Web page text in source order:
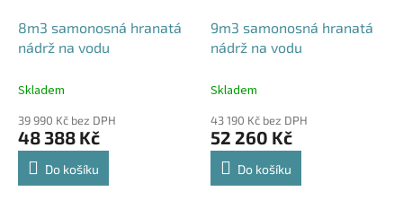
8m3 samonosná hranatá
nádrž na vodu
Skladem
39 990 Kč bez DPH
48 388 Kč
Do košíku
9m3 samonosná hranatá
nádrž na vodu
Skladem
43 190 Kč bez DPH
52 260 Kč
Do košíku